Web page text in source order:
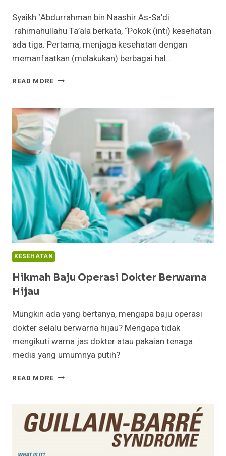
Syaikh ‘Abdurrahman bin Naashir As-Sa’di
rahimahullahu Ta’ala berkata, “Pokok (inti) kesehatan
ada tiga. Pertama, menjaga kesehatan dengan
memanfaatkan (melakukan) berbagai hal…
READ MORE POKOK
KESEHATAN
MENURUT
AL-
KESEHATAN
Hikmah Baju Operasi Dokter Berwarna
Hijau
Mungkin ada yang bertanya, mengapa baju operasi
dokter selalu berwarna hijau? Mengapa tidak
mengikuti warna jas dokter atau pakaian tenaga
medis yang umumnya putih?
READ MORE HIKMAH
BERWARNA
HIJAU